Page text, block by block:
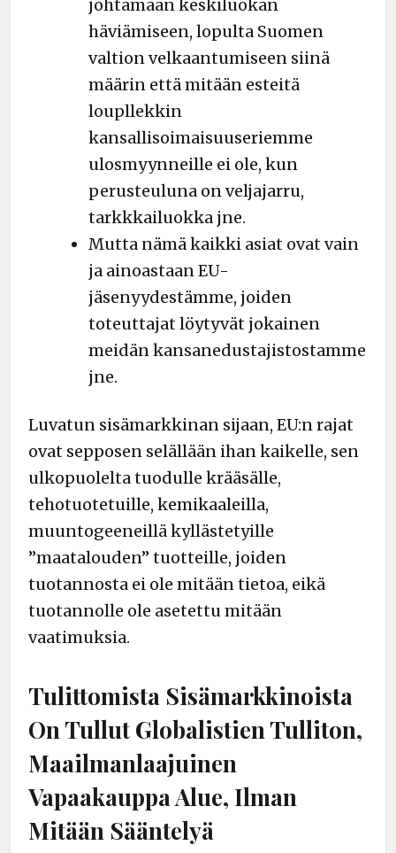
johtamaan keskiluokan
häviämiseen, lopulta Suomen
valtion velkaantumiseen siinä
määrin että mitään esteitä
loupllekkin
kansallisoimaisuuseriemme
ulosmyynneille ei ole, kun
perusteuluna on veljajarru,
tarkkkailuokka jne.
Mutta nämä kaikki asiat ovat vain
ja ainoastaan EU-
jäsenyydestämme, joiden
toteuttajat löytyvät jokainen
meidän kansanedustajistostamme
jne.
Luvatun sisämarkkinan sijaan, EU:n rajat
ovat sepposen selällään ihan kaikelle, sen
ulkopuolelta tuodulle krääsälle,
tehotuotetuille, kemikaaleilla,
muuntogeeneillä kyllästetyille
”maatalouden” tuotteille, joiden
tuotannosta ei ole mitään tietoa, eikä
tuotannolle ole asetettu mitään
vaatimuksia.
Tulittomista Sisämarkkinoista
On Tullut Globalistien Tulliton,
Maailmanlaajuinen
Vapaakauppa Alue, Ilman
Mitään Sääntelyä